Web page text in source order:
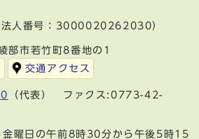
法人番号：3000020262030）
市若竹町8番地の1
交通アクセス
（代表） ファクス:0773-42-
曜日の午前8時30分から午後5時15